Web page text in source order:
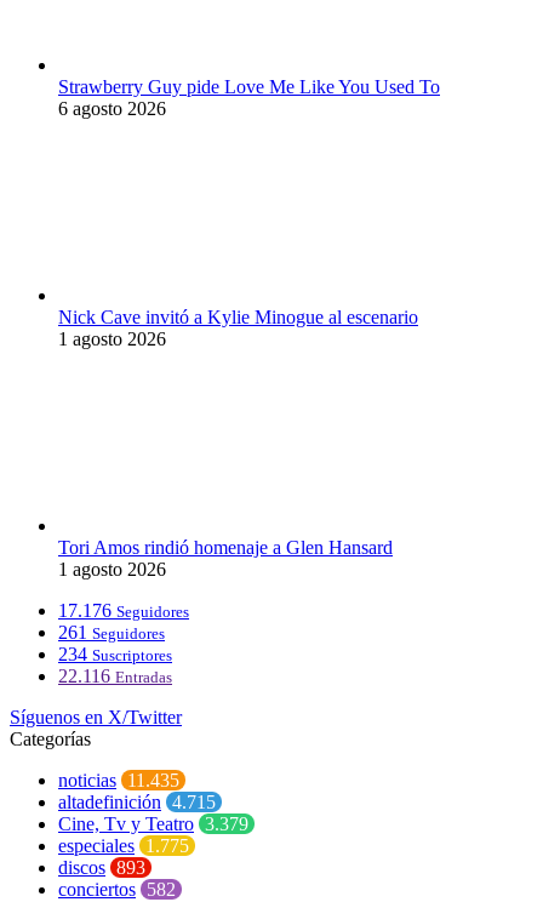
Strawberry Guy pide Love Me Like You Used To
6 agosto 2026
Nick Cave invitó a Kylie Minogue al escenario
1 agosto 2026
Tori Amos rindió homenaje a Glen Hansard
1 agosto 2026
17.176 Seguidores
261 Seguidores
234 Suscriptores
22.116 Entradas
Síguenos en X/Twitter
Categorías
noticias 11.435
altadefinición 4.715
Cine, Tv y Teatro 3.379
especiales 1.775
discos 893
conciertos 582